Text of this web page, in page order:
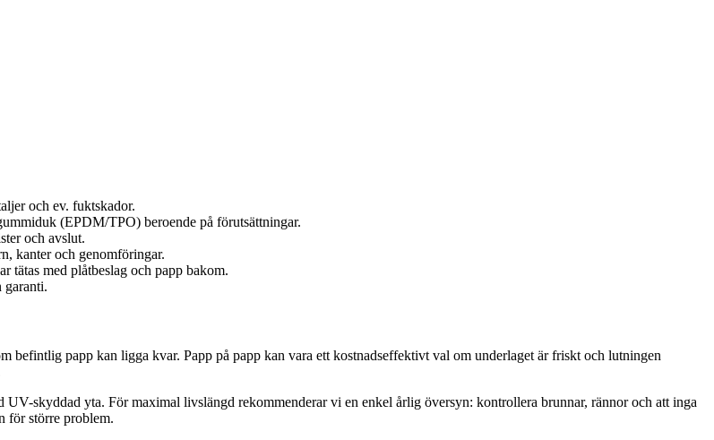
och ev. fuktskador.
(EPDM/TPO) beroende på förutsättningar.
och avslut.
kanter och genomföringar.
tätas med plåtbeslag och papp bakom.
garanti.
befintlig papp kan ligga kvar. Papp på papp kan vara ett kostnadseffektivt val om underlaget är friskt och lutningen
skyddad yta. För maximal livslängd rekommenderar vi en enkel årlig översyn: kontrollera brunnar, rännor och att inga
för större problem.